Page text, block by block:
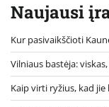
Naujausi
Kur pasivaikščioti
Vilniaus bastėja:
Kaip virti ryžius, kad